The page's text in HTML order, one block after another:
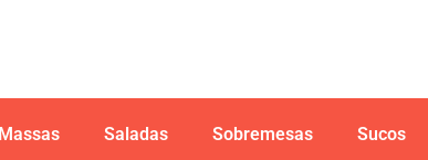
Massas Saladas Sobremesas Sucos